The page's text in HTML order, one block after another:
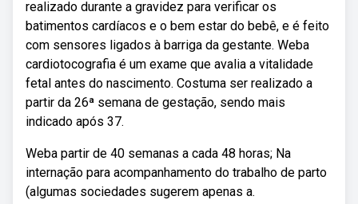
realizado durante a gravidez para verificar os
batimentos cardíacos e o bem estar do bebê, e é feito
com sensores ligados à barriga da gestante. Weba
cardiotocografia é um exame que avalia a vitalidade
fetal antes do nascimento. Costuma ser realizado a
partir da 26ª semana de gestação, sendo mais
indicado após 37.
Weba partir de 40 semanas a cada 48 horas; Na
internação para acompanhamento do trabalho de parto
(algumas sociedades sugerem apenas a.